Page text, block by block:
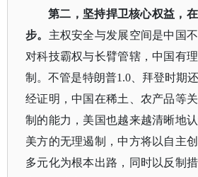
第二，坚持捍卫核心权益，
步。 主权安全与发展空间是中国
对科技霸权与长臂管辖，中国有
制。不管是特朗普1.0、拜登时期
经证明，中国在稀土、农产品等
制的能力，美国也越来越清晰地
美方的无理遏制，中方将以自主
多元化为根本出路，同时以反制